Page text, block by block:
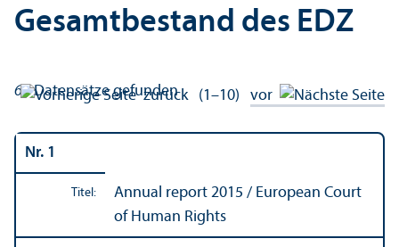
Gesamtbestand des EDZ
61Datensätze gefunden
zurück (1–10) vor
Nr. 1
Titel:
Annual report 2015 / European Court
of Human Rights